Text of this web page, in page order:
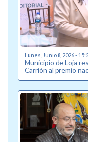
Lunes, Junio 8, 2026 -
Municipio de Loja
Carrión al premio